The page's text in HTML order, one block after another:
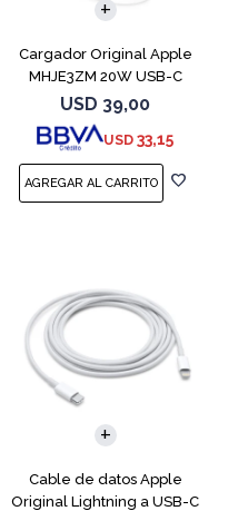
Cargador Original Apple
MHJE3ZM 20W USB-C
USD 39,00
USD 33,15
Cable de datos Apple
Original Lightning a USB-C